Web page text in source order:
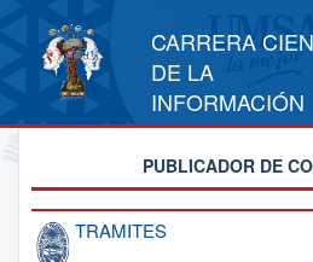
CARRERA
DE LA
INFORMACIÓN
PUBLICADOR DE
TRAMITES